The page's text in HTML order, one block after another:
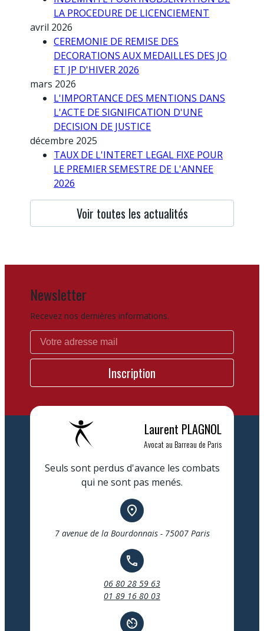
LA PROCEDURE DE LICENCIEMENT
avril 2026
CEREMONIE DE REMISE DES
DECORATIONS AUX MEDAILLES DES JO
ET JP D'HIVER 2026
mars 2026
L'IMPORTANCE DES MENTIONS DANS
L'ACTE DE SIGNIFICATION D'UNE
DECISION DE JUSTICE
décembre 2025
TAUX DE L'INTERET LEGAL FIXE POUR
LE PREMIER SEMESTRE DE L'ANNEE
2026
Voir toutes les actualités
Newsletter
Recevez nos dernières informations.
Laurent PLAGNOL
Avocat au Barreau de Paris
Seuls sont perdus d'avance les combats
qui ne sont pas menés.
place
7 avenue de la Bourdonnais - 75007 Paris
call
06 80 28 59 63
01 89 16 80 03
av_timer